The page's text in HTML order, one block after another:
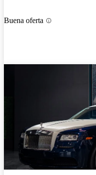
Buena oferta